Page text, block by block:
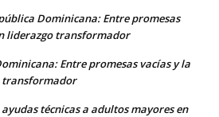
Dominicana: Entre promesas
liderazgo transformador
Entre promesas vacías y la
transformador
técnicas a adultos mayores en